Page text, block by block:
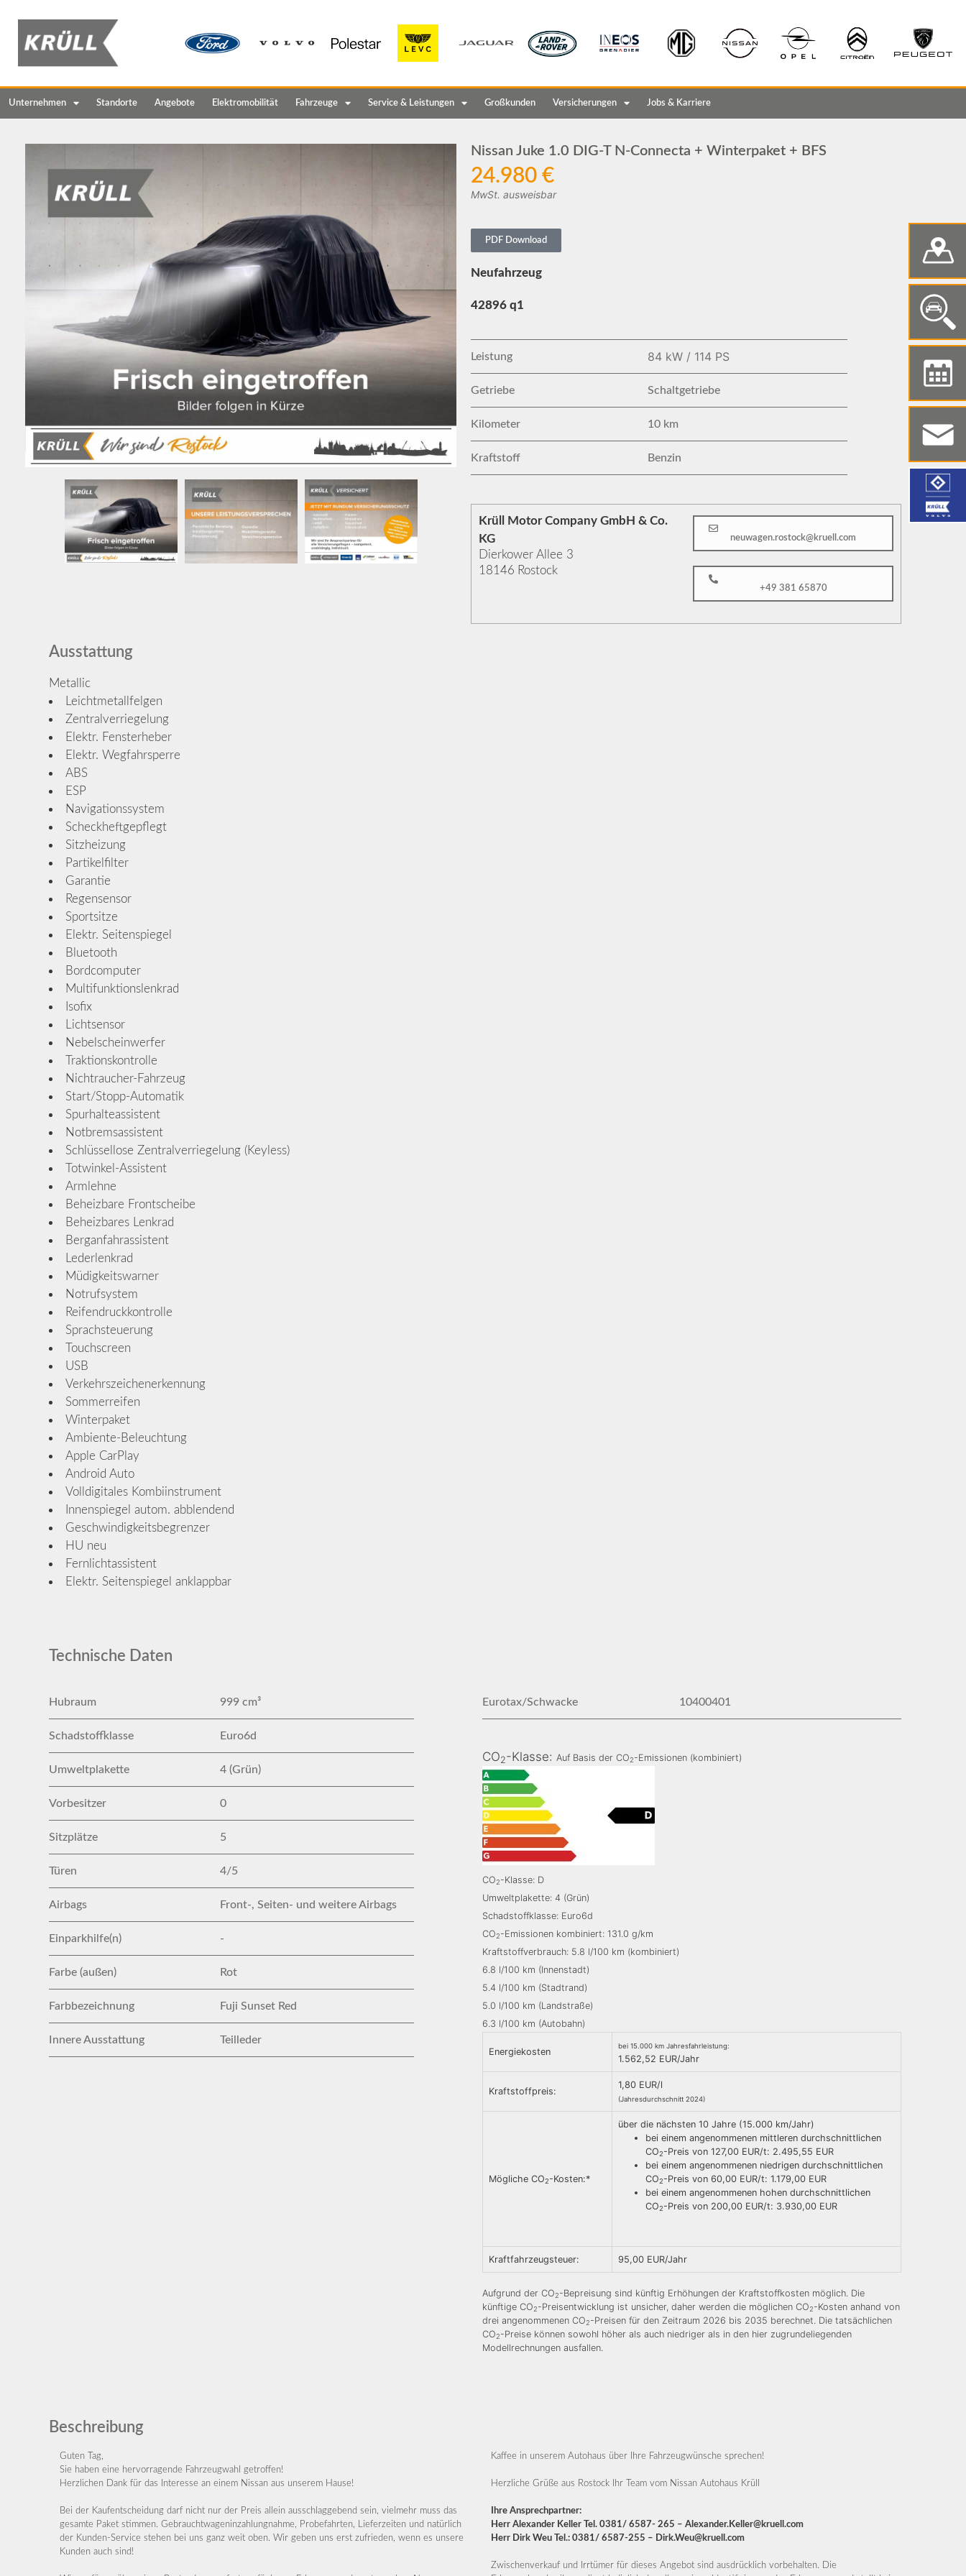
Unternehmen Standorte Angebote Elektromobilität Fahrzeuge Service & Leistungen Großkunden Versicherungen Jobs & Karriere
Nissan Juke 1.0 DIG-T N-Connecta + Winterpaket + BFS
24.980 €
MwSt. ausweisbar
PDF Download
Neufahrzeug
42896 q1
Leistung 84 kW / 114 PS
Getriebe Schaltgetriebe
Kilometer 10 km
Kraftstoff Benzin
Krüll Motor Company GmbH & Co.
KG
Dierkower Allee 3
18146 Rostock
neuwagen.rostock@kruell.com
+49 381 65870
Ausstattung
Metallic
Leichtmetallfelgen
Zentralverriegelung
Elektr. Fensterheber
Elektr. Wegfahrsperre
ABS
ESP
Navigationssystem
Scheckheftgepflegt
Sitzheizung
Partikelfilter
Garantie
Regensensor
Sportsitze
Elektr. Seitenspiegel
Bluetooth
Bordcomputer
Multifunktionslenkrad
Isofix
Lichtsensor
Nebelscheinwerfer
Traktionskontrolle
Nichtraucher-Fahrzeug
Start/Stopp-Automatik
Spurhalteassistent
Notbremsassistent
Schlüssellose Zentralverriegelung (Keyless)
Totwinkel-Assistent
Armlehne
Beheizbare Frontscheibe
Beheizbares Lenkrad
Berganfahrassistent
Lederlenkrad
Müdigkeitswarner
Notrufsystem
Reifendruckkontrolle
Sprachsteuerung
Touchscreen
USB
Verkehrszeichenerkennung
Sommerreifen
Winterpaket
Ambiente-Beleuchtung
Apple CarPlay
Android Auto
Volldigitales Kombiinstrument
Innenspiegel autom. abblendend
Geschwindigkeitsbegrenzer
HU neu
Fernlichtassistent
Elektr. Seitenspiegel anklappbar
Technische Daten
Hubraum 999 cm³
Schadstoffklasse Euro6d
Umweltplakette 4 (Grün)
Vorbesitzer 0
Sitzplätze 5
Türen 4/5
Airbags Front-, Seiten- und weitere Airbags
Einparkhilfe(n) -
Farbe (außen) Rot
Farbbezeichnung Fuji Sunset Red
Innere Ausstattung Teilleder
Eurotax/Schwacke 10400401
CO2-Klasse: Auf Basis der CO2-Emissionen (kombiniert)
CO2-Klasse: D
Umweltplakette: 4 (Grün)
Schadstoffklasse: Euro6d
CO2-Emissionen kombiniert: 131.0 g/km
Kraftstoffverbrauch: 5.8 l/100 km (kombiniert)
6.8 l/100 km (Innenstadt)
5.4 l/100 km (Stadtrand)
5.0 l/100 km (Landstraße)
6.3 l/100 km (Autobahn)
Energiekosten
bei 15.000 km Jahresfahrleistung:
1.562,52 EUR/Jahr
Kraftstoffpreis:
1,80 EUR/l
(Jahresdurchschnitt 2024)
Mögliche CO2-Kosten:*
über die nächsten 10 Jahre (15.000 km/Jahr)
bei einem angenommenen mittleren durchschnittlichen
CO2-Preis von 127,00 EUR/t: 2.495,55 EUR
bei einem angenommenen niedrigen durchschnittlichen
CO2-Preis von 60,00 EUR/t: 1.179,00 EUR
bei einem angenommenen hohen durchschnittlichen
CO2-Preis von 200,00 EUR/t: 3.930,00 EUR
Kraftfahrzeugsteuer: 95,00 EUR/Jahr
Aufgrund der CO2-Bepreisung sind künftig Erhöhungen der Kraftstoffkosten möglich. Die
künftige CO2-Preisentwicklung ist unsicher, daher werden die möglichen CO2-Kosten anhand von
drei angenommenen CO2-Preisen für den Zeitraum 2026 bis 2035 berechnet. Die tatsächlichen
CO2-Preise können sowohl höher als auch niedriger als in den hier zugrundeliegenden
Modellrechnungen ausfallen.
Beschreibung
Guten Tag,
Sie haben eine hervorragende Fahrzeugwahl getroffen!
Herzlichen Dank für das Interesse an einem Nissan aus unserem Hause!
Bei der Kaufentscheidung darf nicht nur der Preis allein ausschlaggebend sein, vielmehr muss das
gesamte Paket stimmen. Gebrauchtwageninzahlungnahme, Probefahrten, Lieferzeiten und natürlich
der Kunden-Service stehen bei uns ganz weit oben. Wir geben uns erst zufrieden, wenn es unsere
Kunden auch sind!
Kaffee in unserem Autohaus über Ihre Fahrzeugwünsche sprechen!
Herzliche Grüße aus Rostock Ihr Team vom Nissan Autohaus Krüll
Ihre Ansprechpartner:
Herr Alexander Keller Tel. 0381/ 6587- 265 – Alexander.Keller@kruell.com
Herr Dirk Weu Tel.: 0381/ 6587-255 – Dirk.Weu@kruell.com
Zwischenverkauf und Irrtümer für dieses Angebot sind ausdrücklich vorbehalten. Die